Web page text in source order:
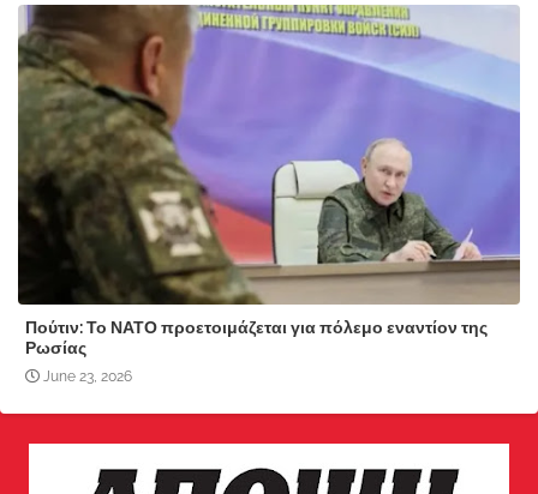
Πούτιν: Το ΝΑΤΟ προετοιμάζεται για πόλεμο εναντίον της
Ρωσίας
June 23, 2026